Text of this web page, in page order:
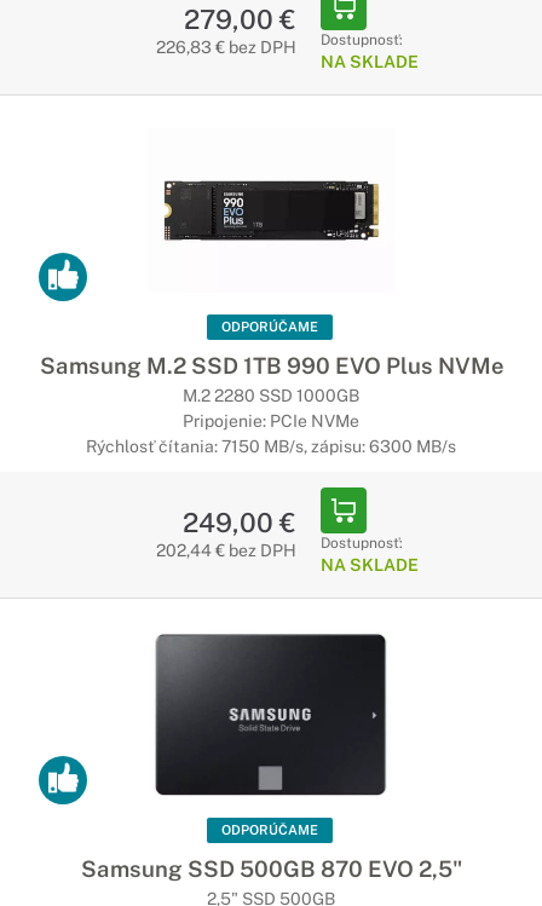
279,00 €
226,83 € bez DPH Dostupnosť:
NA SKLADE
ODPORÚČAME
Samsung M.2 SSD 1TB 990 EVO Plus NVMe
M.2 2280 SSD 1000GB
Pripojenie: PCIe NVMe
Rýchlosť čítania: 7150 MB/s, zápisu: 6300 MB/s
249,00 €
202,44 € bez DPH Dostupnosť:
NA SKLADE
ODPORÚČAME
Samsung SSD 500GB 870 EVO 2,5"
2,5" SSD 500GB